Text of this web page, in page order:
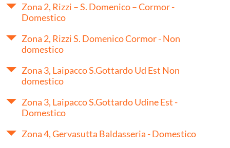
Zona 2, Rizzi – S. Domenico – Cormor -
Domestico
Zona 2, Rizzi S. Domenico Cormor - Non
domestico
Zona 3, Laipacco S.Gottardo Ud Est Non
domestico
Zona 3, Laipacco S.Gottardo Udine Est -
Domestico
Zona 4, Gervasutta Baldasseria - Domestico